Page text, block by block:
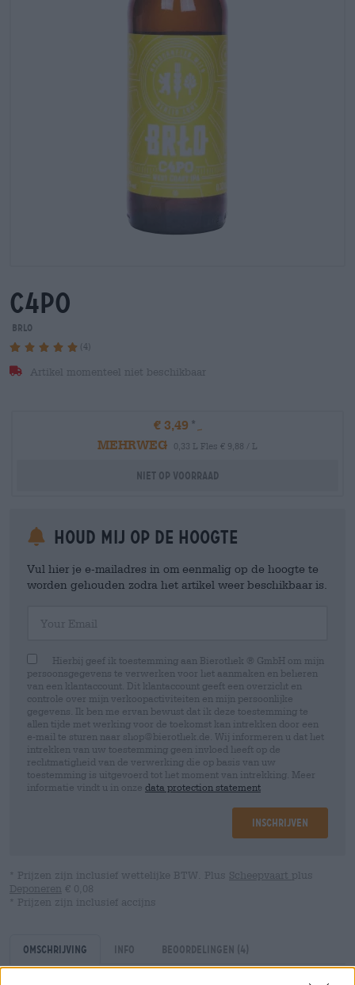
c4po
BRLO
(4)
Artikel momenteel niet beschikbaar
€ 3,49
MEHRWEG
0,33 L Fles € 9,88 / L
Niet op voorraad
Houd mij op de hoogte
Vul hier je e-mailadres in om eenmalig op de hoogte te
worden gehouden zodra het artikel weer beschikbaar is.
Hierbij geef ik toestemming aan Bierothek ® GmbH om mijn
persoonsgegevens te verwerken voor het aanmaken en beheren
van een klantaccount. Dit klantaccount geeft een overzicht en
controle over mijn verkoopactiviteiten en mijn persoonlijke
gegevens. Ik ben me ervan bewust dat ik deze toestemming te
allen tijde met werking voor de toekomst kan intrekken door een
e-mail te sturen naar shop@bierothek.de. Wij informeren u dat het
intrekken van uw toestemming geen invloed heeft op de
rechtmatigheid van de verwerking die op basis van uw
toestemming is uitgevoerd tot het moment van intrekking. Meer
informatie vindt u in onze data protection statement
Inschrijven
* Prijzen zijn inclusief wettelijke BTW. Plus Scheepvaart plus
Deponeren € 0,08
* Prijzen zijn inclusief accijns
Omschrijving Info Beoordelingen (4)